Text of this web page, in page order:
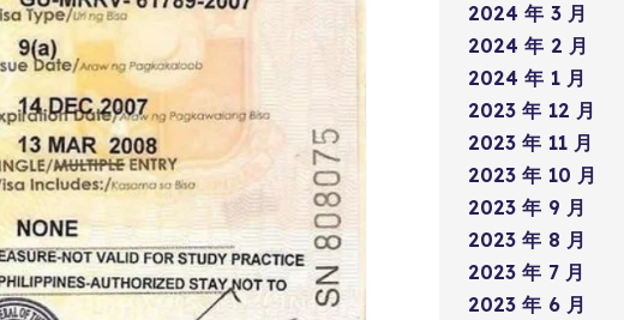
2024 年 3 月
2024 年 2 月
2024 年 1 月
2023 年 12 月
2023 年 11 月
2023 年 10 月
2023 年 9 月
2023 年 8 月
2023 年 7 月
2023 年 6 月